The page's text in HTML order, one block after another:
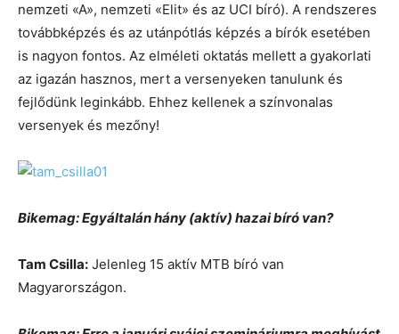
nemzeti «A», nemzeti «Elit» és az UCI bíró). A rendszeres
továbbképzés és az utánpótlás képzés a bírók esetében
is nagyon fontos. Az elméleti oktatás mellett a gyakorlati
az igazán hasznos, mert a versenyeken tanulunk és
fejlődünk leginkább. Ehhez kellenek a színvonalas
versenyek és mezőny!
Bikemag: Egyáltalán hány (aktív) hazai bíró van?
Tam Csilla: Jelenleg 15 aktív MTB bíró van
Magyarországon.